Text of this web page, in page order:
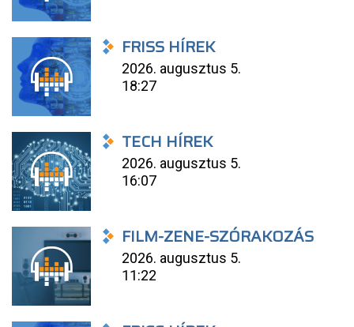
FRISS HÍREK
2026. augusztus 5.
18:27
TECH HÍREK
2026. augusztus 5.
16:07
FILM-ZENE-SZÓRAKOZÁS
2026. augusztus 5.
11:22